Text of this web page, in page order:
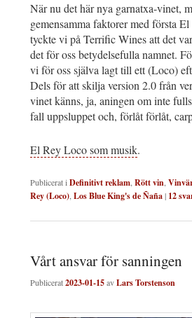
När nu det här nya garnatxa-vinet,
gemensamma faktorer med första
tyckte vi på Terrific Wines att det
det för oss betydelsefulla namnet.
vi för oss själva lagt till ett (Loco)
Dels för att skilja version 2.0 från
vinet känns, ja, aningen om inte
fall uppsluppet och, förlåt förlåt,
El Rey Loco som musik.
Publicerat i Definitivt reklam Rött vin
Rey (Loco) Los Blue King's de Ñaña| 12
Vårt ansvar för sanningen
Publicerat2023-01-15avLars Torstenson